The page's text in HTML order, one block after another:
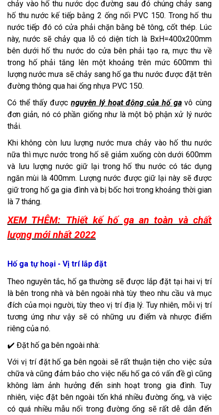
chảy vào hố thu nước dọc đường sau đó chúng chảy sang
hố thu nước kế tiếp bằng 2 ống nối PVC 150. Trong hố thu
nước tiếp đó có cửa phải chặn bằng bê tông, cốt thép. Lúc
này, nước sẽ chảy qua lỗ có diện tích là BxH=400x200mm
bên dưới hố thu nước do cửa bên phải tạo ra, mực thu về
trong hố phải tăng lên một khoảng trên mức 600mm thì
lượng nước mưa sẽ chảy sang hố ga thu nước được đặt trên
đường thông qua hai ống nhựa PVC 150.
Có thể thấy được nguyên lý hoạt động của hố gavô cùng
đơn giản, nó có phần giống như là một bộ phận xử lý nước
thải.
Khi không còn lưu lượng nước mưa chảy vào hố thu nước
nữa thì mực nước trong hố sẽ giảm xuống còn dưới 600mm
và lưu lượng nước giữ lại trong hố thu nước có tác dụng
ngăn mùi là 400mm. Lượng nước được giữ lại này sẽ được
giữ trong hố ga gia đình và bị bốc hơi trong khoảng thời gian
là 7 tháng.
XEM THÊM: Thiết kế hố ga an toàn và chất
lượng mới nhất 2022
Hố ga tự hoại - Vị trí lắp đặt
Theo nguyên tắc, hố ga thường sẽ được lắp đặt tại hai vị trí
là bên trong nhà và bên ngoài nhà tùy theo nhu cầu và mục
đích của mọi người, tùy theo vị trí địa lý. Tuy nhiên, mỗi vị trí
tương ứng như vậy sẽ có những ưu điểm và nhược điểm
riêng của nó.
✔️ Đặt hố ga bên ngoài nhà:
Với vị trí đặt hố ga bên ngoài sẽ rất thuận tiện cho việc sửa
chữa và cũng đảm bảo cho việc nếu hố ga có vấn đề gì cũng
không làm ảnh hưởng đến sinh hoạt trong gia đình. Tuy
nhiên, việc đặt bên ngoài tốn khá nhiều đường ống, và việc
có quá nhiều mẫu nối trong đường ống sẽ rất dễ dẫn đến